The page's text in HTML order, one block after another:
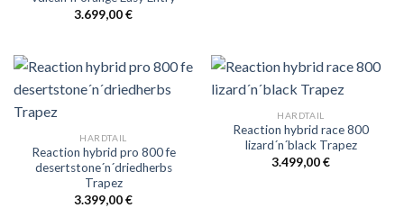
3.699,00€
HARDTAIL
Reaction hybrid pro 800 fe
desertstone´n´driedherbs
Trapez
3.399,00€
HARDTAIL
Reaction hybrid race 800
lizard´n´black Trapez
3.499,00€